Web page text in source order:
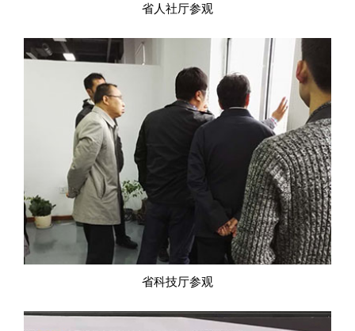
省人社厅参观
省科技厅参观